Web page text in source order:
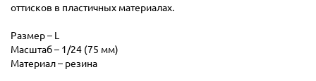
оттисков в пластичных материалах.
Размер – L
Масштаб – 1/24 (75 мм)
Материал – резина